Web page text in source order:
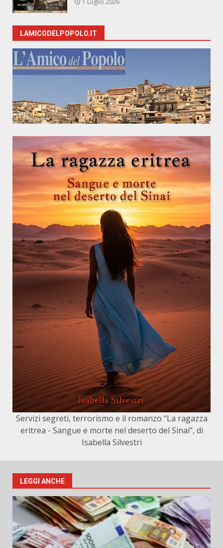
1 Luglio 2026
LAMICODELPOPOLO.IT
Servizi segreti, terrorismo e il romanzo "La ragazza
eritrea - Sangue e morte nel deserto del Sinai", di
Isabella Silvestri
LEGGI ANCHE